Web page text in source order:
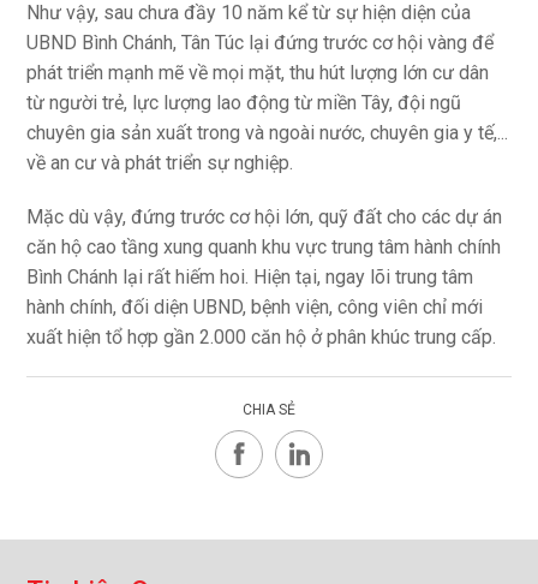
Như vậy, sau chưa đầy 10 năm kể từ sự hiện diện của
UBND Bình Chánh, Tân Túc lại đứng trước cơ hội vàng để
phát triển mạnh mẽ về mọi mặt, thu hút lượng lớn cư dân
từ người trẻ, lực lượng lao động từ miền Tây, đội ngũ
chuyên gia sản xuất trong và ngoài nước, chuyên gia y tế,...
về an cư và phát triển sự nghiệp.
Mặc dù vậy, đứng trước cơ hội lớn, quỹ đất cho các dự án
căn hộ cao tầng xung quanh khu vực trung tâm hành chính
Bình Chánh lại rất hiếm hoi. Hiện tại, ngay lõi trung tâm
hành chính, đối diện UBND, bệnh viện, công viên chỉ mới
xuất hiện tổ hợp gần 2.000 căn hộ ở phân khúc trung cấp.
CHIA SẺ